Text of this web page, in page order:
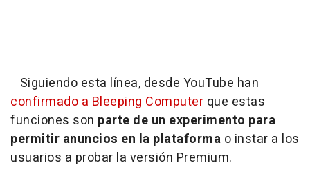
Siguiendo esta línea, desde YouTube han
confirmado a Bleeping Computer que estas
funciones son parte de un experimento para
permitir anuncios en la plataforma o instar a los
usuarios a probar la versión Premium.